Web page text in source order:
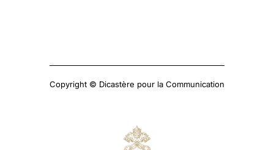
Copyright © Dicastère pour la Communication